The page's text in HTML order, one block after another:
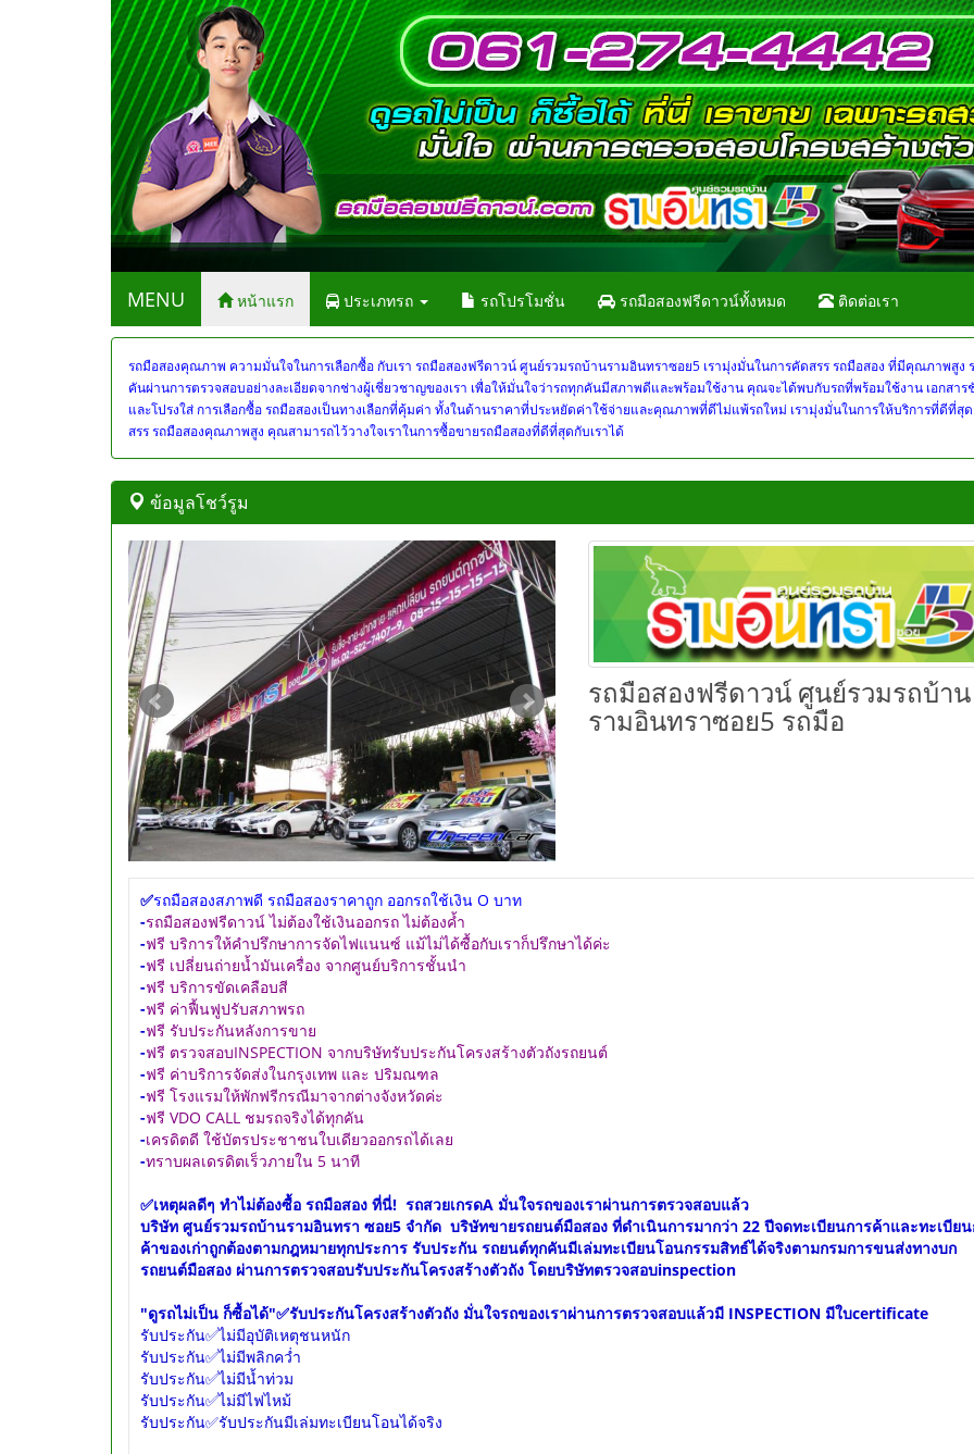
MENU หน้าแรก ประเภทรถ รถโปรโมชั่น รถมือสองฟรีดาวน์ทั้งหมด ติดต่อเรา
รถมือสองคุณภาพ ความมั่นใจในการเลือกซื้อ กับเรา รถมือสองฟรีดาวน์ ศูนย์รวมรถบ้านรามอินทราซอย5 เรามุ่งมั่นในการคัดสรร รถมือสอง ที่มีคุณภาพสูง
คันผ่านการตรวจสอบอย่างละเอียดจากช่างผู้เชี่ยวชาญของเรา เพื่อให้มั่นใจว่ารถทุกคันมีสภาพดีและพร้อมใช้งาน คุณจะได้พบกับรถที่พร้อมใช้งาน เอกสาร
และโปรงใส่ การเลือกซื้อ รถมือสองเป็นทางเลือกที่คุ้มค่า ทั้งในด้านราคาที่ประหยัดค่าใช้จ่ายและคุณภาพที่ดีไม่แพ้รถใหม่ เรามุ่งมั่นในการให้บริการที่ดีที่สุ
สรร รถมือสองคุณภาพสูง คุณสามารถไว้วางใจเราในการซื้อขายรถมือสองที่ดีที่สุดกับเราได้
ข้อมูลโชว์รูม
รถมือสองฟรีดาวน์ ศูนย์รวมรถบ้าน
รามอินทราซอย5 รถมือ
✅รถมือสองสภาพดี รถมือสองราคาถูก ออกรถใช้เงิน O บาท
-รถมือสองฟรีดาวน์ ไม่ต้องใช้เงินออกรถ ไม่ต้องค้ำ
-ฟรี บริการให้คำปรึกษาการจัดไฟแนนซ์ แม้ไม่ได้ซื้อกับเราก็ปรึกษาได้ค่ะ
-ฟรี เปลี่ยนถ่ายน้ำมันเครื่อง จากศูนย์บริการชั้นนำ
-ฟรี บริการขัดเคลือบสี
-ฟรี ค่าฟื้นฟูปรับสภาพรถ
-ฟรี รับประกันหลังการขาย
-ฟรี ตรวจสอบINSPECTION จากบริษัทรับประกันโครงสร้างตัวถังรถยนต์
-ฟรี ค่าบริการจัดส่งในกรุงเทพ และ ปริมณฑล
-ฟรี โรงแรมให้พักฟรีกรณีมาจากต่างจังหวัดค่ะ
-ฟรี VDO CALL ชมรถจริงได้ทุกคัน
-เครดิตดี ใช้บัตรประชาชนใบเดียวออกรถได้เลย
-ทราบผลเดรดิตเร็วภายใน 5 นาที
✅เหตุผลดีๆ ทำไม่ต้องซื้อ รถมือสอง ที่นี่! รถสวยเกรดA มั่นใจรถของเราผ่านการตรวจสอบแล้ว
บริษัท ศูนย์รวมรถบ้านรามอินทรา ซอย5 จำกัด บริษัทขายรถยนต์มือสอง ที่ดำเนินการมากว่า 22 ปีจดทะเบียนการค้าและทะเบีย
ค้าของเก่าถูกต้องตามกฎหมายทุกประการ รับประกัน รถยนต์ทุกคันมีเล่มทะเบียนโอนกรรมสิทธ์ได้จริงตามกรมการขนส่งทางบก
รถยนต์มือสอง ผ่านการตรวจสอบรับประกันโครงสร้างตัวถัง โดยบริษัทตรวจสอบinspection
"ดูรถไม่เป็น ก็ซื้อได้"✅รับประกันโครงสร้างตัวถัง มั่นใจรถของเราผ่านการตรวจสอบแล้วมี INSPECTION มีใบcertificate
รับประกัน✅ไม่มีอุบัติเหตุชนหนัก
รับประกัน✅ไม่มีพลิกคว่ำ
รับประกัน✅ไม่มีน้ำท่วม
รับประกัน✅ไม่มีไฟไหม้
รับประกัน✅รับประกันมีเล่มทะเบียนโอนได้จริง